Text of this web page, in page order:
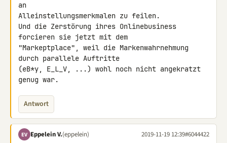
an
Alleinstellungsmerkmalen zu feilen.
Und die Zerstörung ihres Onlinebusiness
forcieren sie jetzt mit dem
"Markeptplace", weil die Markenwahrnehmung
durch parallele Auftritte
(eB*y, E_L_V, ...) wohl noch nicht angekratzt
genug war.
Antwort
EV Eppelein V.(eppelein) 2019-11-19 12:39#6044422